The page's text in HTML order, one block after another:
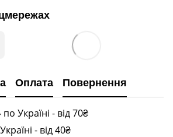
Оплата Повернення
Україні - від 70₴
- від 40₴